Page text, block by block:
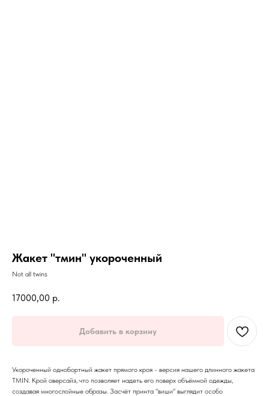
Жакет "тмин" укороченный
Not all twins
17000,00 р.
Добавить в корзину
Укороченный однобортный жакет прямого кроя - версия нашего длинного жакета
TMIN. Крой оверсайз, что позволяет надеть его поверх объёмной одежды,
создавая многослойные образы. Засчёт принта "виши" выглядит особо